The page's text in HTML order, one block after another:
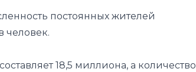
постоянных жителей
человек.
18,5 миллиона, а количество